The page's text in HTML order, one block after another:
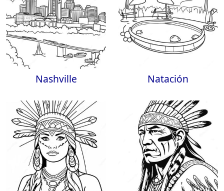
Nashville Natación